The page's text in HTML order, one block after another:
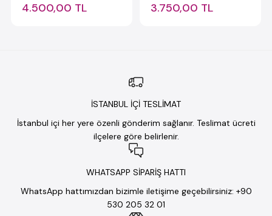
4.500,00 TL 3.750,00 TL
İSTANBUL İÇİ TESLİMAT
İstanbul içi her yere özenli gönderim sağlanır. Teslimat ücreti
ilçelere göre belirlenir.
WHATSAPP SİPARİŞ HATTI
WhatsApp hattımızdan bizimle iletişime geçebilirsiniz: +90
530 205 32 01